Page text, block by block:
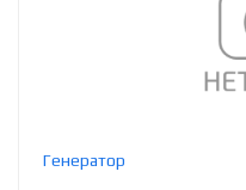
Генератор